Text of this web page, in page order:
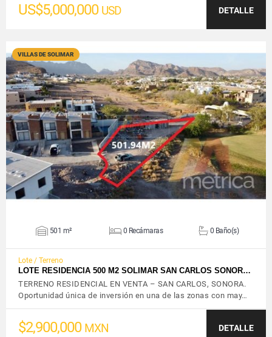
US$5,000,000 USD DETALLE
VILLAS DE SOLIMAR
VER DETALLES
501 m² 0 Recámaras 0 Baño(s)
Lote / Terreno
LOTE RESIDENCIA 500 M2 SOLIMAR SAN CARLOS SONOR…
TERRENO RESIDENCIAL EN VENTA – SAN CARLOS, SONORA.
Oportunidad única de inversión en una de las zonas con may…
$2,900,000 MXN DETALLE